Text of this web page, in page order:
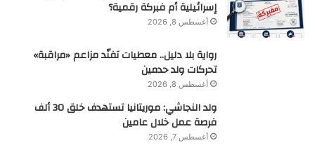
إسرائيلية أم فبركة رقمية؟
أغسطس 8, 2026
رواية بلا دليل.. معطيات تفنّد مزاعم «مراقبة»
تحركات ولد حدمين
أغسطس 8, 2026
ولد النجاشي: موريتانيا تستهدف خلق 30 ألف
فرصة عمل خلال عامين
أغسطس 7, 2026